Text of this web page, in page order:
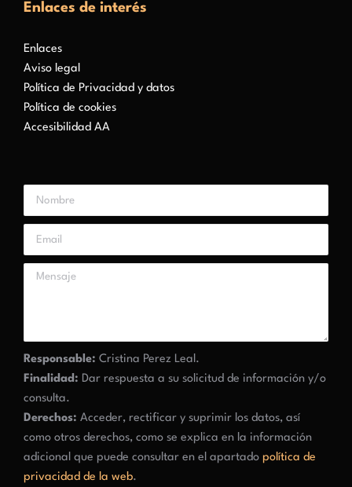
Enlaces de interés
Enlaces
Aviso legal
Política de Privacidad y datos
Política de cookies
Accesibilidad AA
Responsable: Cristina Perez Leal.
Finalidad: Dar respuesta a su solicitud de información y/o
consulta.
Derechos: Acceder, rectificar y suprimir los datos, así
como otros derechos, como se explica en la información
adicional que puede consultar en el apartado política de
privacidad de la web.